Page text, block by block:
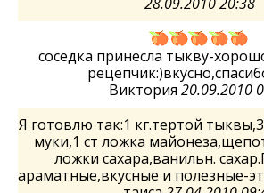
соседка принесла тыкву-
Виктория 20.09.2010
Я готовлю так:1 кг.тертой
муки,1 ст ложка
ложки сахара,ванильн.
араматные,вкусные и полезные-